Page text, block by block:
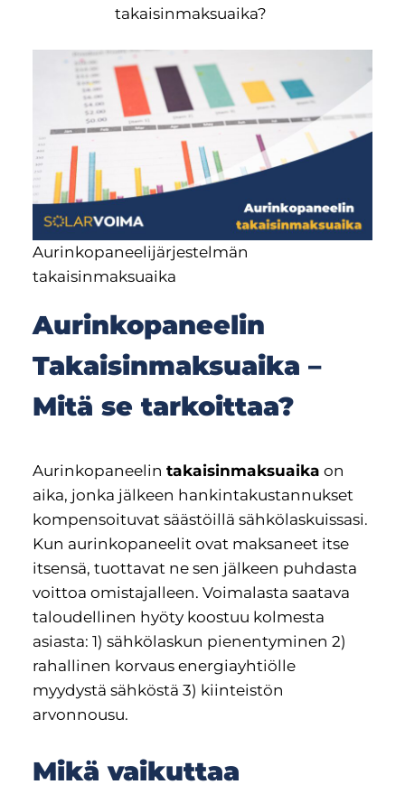
takaisinmaksuaika?
Aurinkopaneelijärjestelmän
takaisinmaksuaika
Aurinkopaneelin
Takaisinmaksuaika –
Mitä se tarkoittaa?
Aurinkopaneelin takaisinmaksuaika on
aika, jonka jälkeen hankintakustannukset
kompensoituvat säästöillä sähkölaskuissasi.
Kun aurinkopaneelit ovat maksaneet itse
itsensä, tuottavat ne sen jälkeen puhdasta
voittoa omistajalleen. Voimalasta saatava
taloudellinen hyöty koostuu kolmesta
asiasta: 1) sähkölaskun pienentyminen 2)
rahallinen korvaus energiayhtiölle
myydystä sähköstä 3) kiinteistön
arvonnousu.
Mikä vaikuttaa